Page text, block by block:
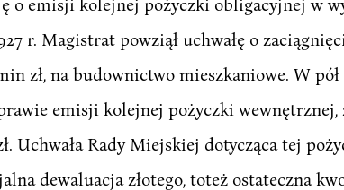
r. Magistrat powziął uchwałę o
zł, na budownictwo mieszkaniowe. W
emisji kolejnej pożyczki wewnętrznej,
Uchwała Rady Miejskiej dotycząca tej
dewaluacja złotego, toteż ostateczna